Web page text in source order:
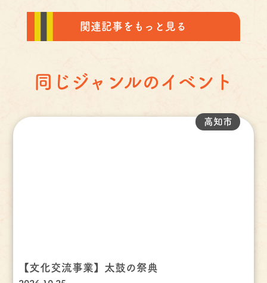
関連記事をもっと見る
同じジャンルのイベント
【文化交流事業】太鼓の祭典
高知市